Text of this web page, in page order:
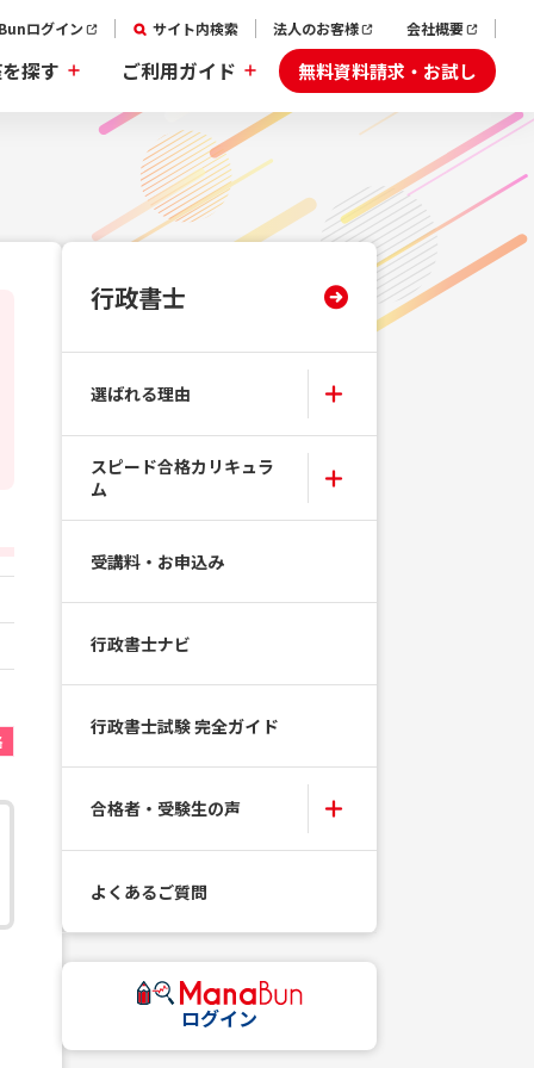
ログイン サイト内検索 法人のお客様 会社概要
探す ご利用ガイド 無料資料請求・お試し
行政書士
選ばれる理由
スピード合格カリキュラ
ム
受講料・お申込み
行政書士ナビ
行政書士試験 完全ガイド
合格者・受験生の声
よくあるご質問
ログイン